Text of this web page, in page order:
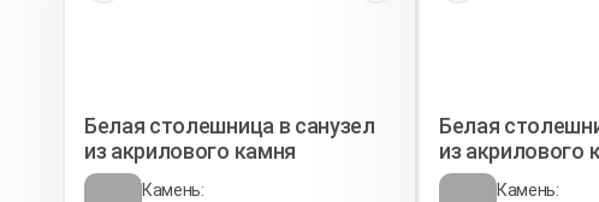
Белая столешница в санузел
из акрилового камня
Камень:
Белая
из акрилового
Камень: